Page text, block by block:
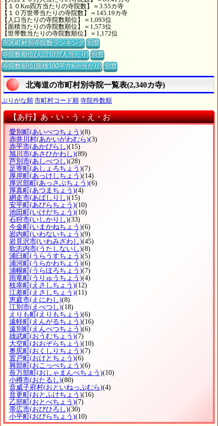
【１０Km四方当たりの寺院数】＝3.55カ寺
【１０万世帯当たりの寺院数】＝145.19カ寺
【人口当たりの寺院数順位】＝1,093位
【面積当たりの寺院数順位】＝1,573位
【世帯数当たりの寺院数順位】＝1,172位
市区町村別寺院数ランキング 別窓
寺院数順位(人口10万人当たり) 別窓
寺院数順位(面積100平方Km当たり) 別窓
北海道の市町村別寺院一覧表(2,340カ寺)
ぶりがな順 市町村コード順 寺院件数順
【あ行】あ・い・う・え・お
愛別町 (あいべつちょう)(8)
赤井川村(あかいがわむら)(3)
赤平市(あかびらし)(15)
旭川市(あさひかわし)(89)
芦別市(あしべつし)(28)
足寄町 (あしょろちょう)(7)
厚岸町 (あっけしちょう)(14)
厚沢部町 (あっさぶちょう)(6)
厚真町 (あつまちょう)(4)
網走市(あばしりし)(15)
安平町 (あびらちょう)(10)
池田町 (いけだちょう)(10)
石狩市(いしかりし)(33)
今金町 (いまかねちょう)(6)
岩内町 (いわないちょう)(9)
岩見沢市(いわみざわし)(45)
歌志内市(うたしないし)(8)
浦臼町 (うらうすちょう)(5)
浦河町 (うらかわちょう)(6)
浦幌町 (うらほろちょう)(7)
雨竜町 (うりゅうちょう)(4)
枝幸町 (えさしちょう)(12)
江差町 (えさしちょう)(11)
恵庭市(えにわし)(8)
江別市(えべつし)(18)
えりも町 (えりもちょう)(6)
遠軽町 (えんがるちょう)(16)
遠別町 (えんべつちょう)(6)
雄武町 (おうむちょう)(7)
大空町 (おおぞらちょう)(10)
奥尻町 (おくしりちょう)(7)
置戸町 (おけとちょう)(6)
興部町 (おこっぺちょう)(6)
長万部町 (おしゃまんべちょう)(10)
小樽市(おたるし)(80)
音威子府村(おといねっぷむら)(4)
音更町 (おとふけちょう)(16)
乙部町 (おとべちょう)(7)
帯広市(おびひろし)(30)
小平町 (おびらちょう)(10)